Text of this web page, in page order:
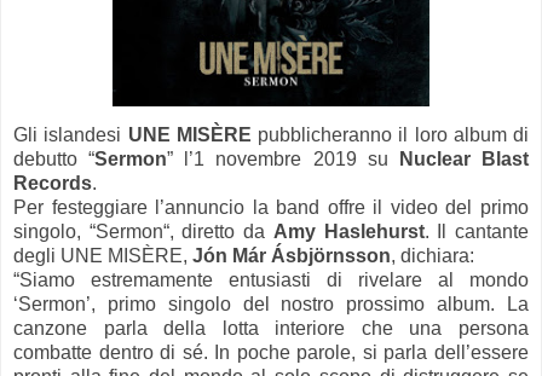
Gli islandesi UNE MISÈRE pubblicheranno il loro album di
debutto “Sermon” l’1 novembre 2019 su
Nuclear Blast
Records.
Per festeggiare l’annuncio la band offre il video del primo
singolo, “Sermon“, diretto da Amy Haslehurst. Il cantante
degli UNE MISÈRE, Jón Már Ásbjörnsson, dichiara:
“Siamo estremamente entusiasti di rivelare al mondo
‘Sermon’, primo singolo del nostro prossimo album. La
canzone parla della lotta interiore che una persona
combatte dentro di sé. In poche parole, si parla dell’essere